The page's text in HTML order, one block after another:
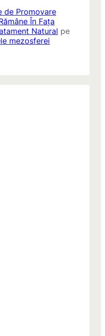
de Promovare
În Fața
Natural pe
mezosferei